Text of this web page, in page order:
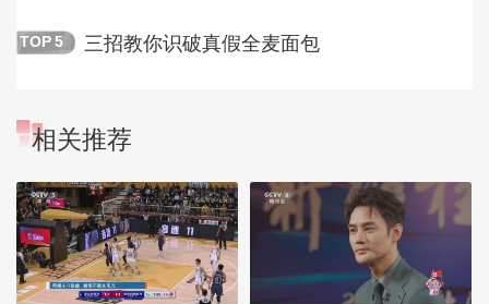
TOP 5 三招教你识破真假全麦面包
相关推荐